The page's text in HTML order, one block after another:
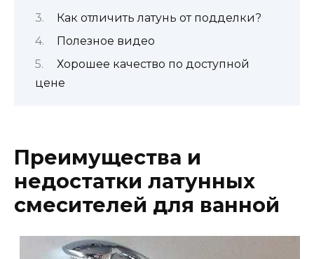
Как отличить латунь от подделки?
Полезное видео
Хорошее качество по доступной
цене
Преимущества и
недостатки латунных
смесителей для ванной